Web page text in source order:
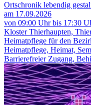
Ortschronik lebendig
am 17.09.2026
von 09:00 Uhr bis 17:30
Kloster Thierhaupten,
Heimatpflege für den
Heimatpflege, Heimat,
Barrierefreier Zugang,